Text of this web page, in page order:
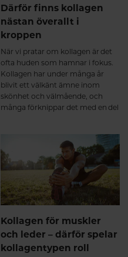
hos vissa personer³⁴. Många
beskriver att kroppen känns: ✔
smidigare i vardagen ✔ mindre
stel efter vila ✔ bättre återhämtad
efter fysisk aktivitet Hos personer
som tränar har forskning även
visat att kollagenpeptider, i
kombination med styrketräning,
kan stödja muskelmassa och
styrkeutveckling. Detta tros
bindväven som omger och
stödjer musklerna⁵. Efter 6
månader – långsiktigt stöd för
muskler och leder Kollagen
omsätts långsamt i kroppen,
vilket gör att kontinuitet är viktig.
Vid regelbundet intag under flera
månader visar forskning att
kollagen kan bidra till en fortsatt
positiv utveckling av broskets
och bindvävens kvalitet samt ge
Därför finns kollagen
nästan överallt i
kroppen
När vi pratar om kollagen är det
ofta huden som hamnar i fokus.
Kollagen har under många år
blivit ett välkänt ämne inom
skönhet och välmående, och
många förknippar det med en del
mycket mer än så.
Kollagen för muskler
och leder – därför spelar
kollagentypen roll